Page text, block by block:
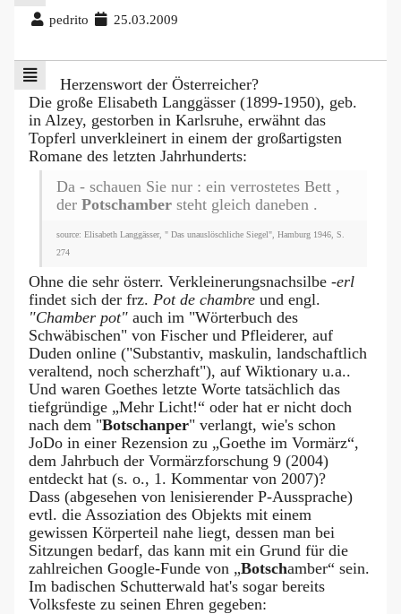
pedrito 25.03.2009
Herzenswort der Österreicher?
Die große Elisabeth Langgässer (1899-1950), geb.
in Alzey, gestorben in Karlsruhe, erwähnt das
Topferl unverkleinert in einem der großartigsten
Romane des letzten Jahrhunderts:
Da - schauen Sie nur : ein verrostetes Bett ,
der Potschamber steht gleich daneben .
source: Elisabeth Langgässer, " Das unauslöschliche Siegel", Hamburg 1946, S.
274
Ohne die sehr österr. Verkleinerungsnachsilbe -erl
findet sich der frz. Pot de chambre und engl.
"Chamber pot" auch im "Wörterbuch des
Schwäbischen" von Fischer und Pfleiderer, auf
Duden online ("Substantiv, maskulin, landschaftlich
veraltend, noch scherzhaft"), auf Wiktionary u.a..
Und waren Goethes letzte Worte tatsächlich das
tiefgründige „Mehr Licht!“ oder hat er nicht doch
nach dem "Botschanper" verlangt, wie's schon
JoDo in einer Rezension zu „Goethe im Vormärz“,
dem Jahrbuch der Vormärzforschung 9 (2004)
entdeckt hat (s. o., 1. Kommentar von 2007)?
Dass (abgesehen von lenisierender P-Aussprache)
evtl. die Assoziation des Objekts mit einem
gewissen Körperteil nahe liegt, dessen man bei
Sitzungen bedarf, das kann mit ein Grund für die
zahlreichen Google-Funde von „Botschamber“ sein.
Im badischen Schutterwald hat's sogar bereits
Volksfeste zu seinen Ehren gegeben: